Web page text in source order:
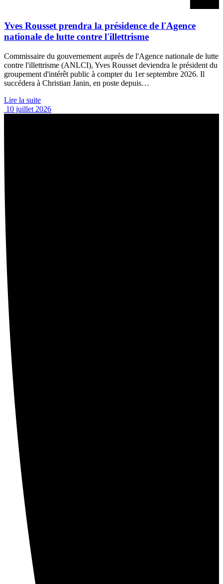
Yves Rousset prendra la présidence de l'Agence
nationale de lutte contre l'illettrisme
Commissaire du gouvernement auprès de l'Agence nationale de lutte
contre l'illettrisme (ANLCI), Yves Rousset deviendra le président du
groupement d'intérêt public à compter du 1er septembre 2026. Il
succédera à Christian Janin, en poste depuis…
Lire la suite
10 juillet 2026